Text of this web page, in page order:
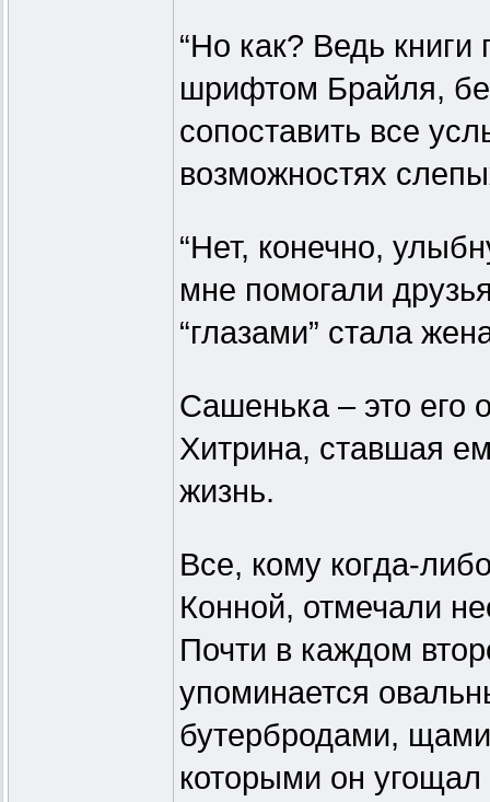
“Но как? Ведь
шрифтом Брайля,
сопоставить все
возможностях
“Нет, конечно,
мне помогали
“глазами” стала
Сашенька – это его
Хитрина, ставшая
жизнь.
Все, кому когда-
Конной, отмечали
Почти в каждом
упоминается
бутербродами,
которыми он